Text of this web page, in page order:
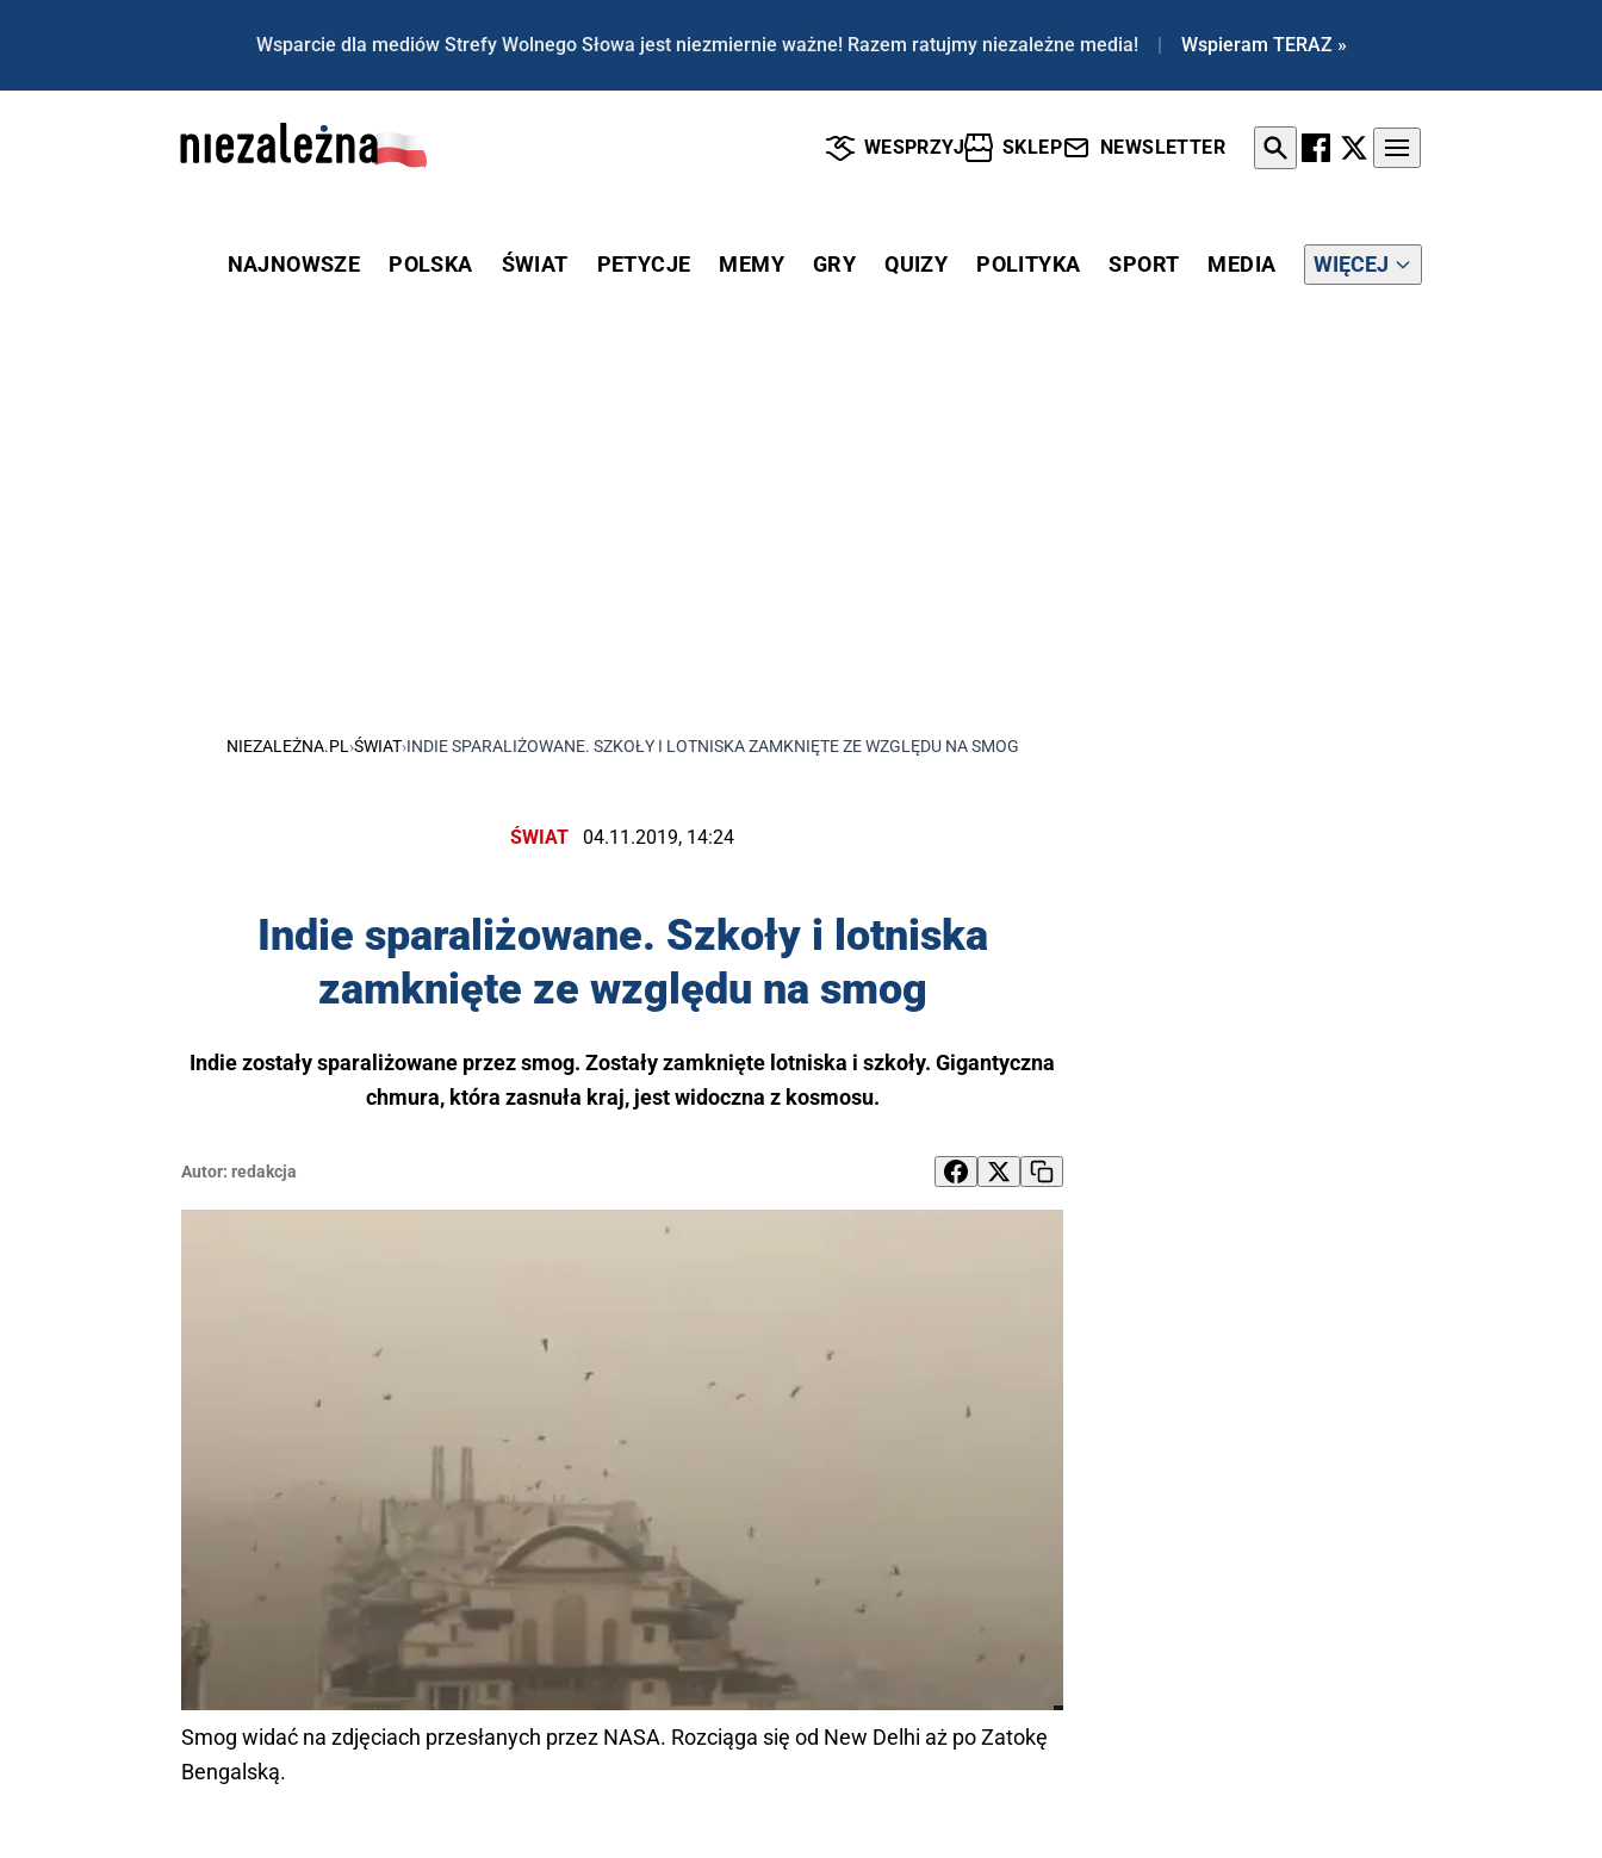
Wsparcie dla mediów Strefy Wolnego Słowa jest niezmiernie ważne! Razem ratujmy niezależne media! | Wspieram TERAZ »
WESPRZYJ SKLEP NEWSLETTER
NAJNOWSZE POLSKA ŚWIAT PETYCJE MEMY GRY QUIZY POLITYKA SPORT MEDIA WIĘCEJ
NIEZALEŻNA.PL ›ŚWIAT›INDIE SPARALIŻOWANE. SZKOŁY I LOTNISKA ZAMKNIĘTE ZE WZGLĘDU NA SMOG
ŚWIAT 04.11.2019, 14:24
Indie sparaliżowane. Szkoły i lotniska
zamknięte ze względu na smog
Indie zostały sparaliżowane przez smog. Zostały zamknięte lotniska i szkoły. Gigantyczna
chmura, która zasnuła kraj, jest widoczna z kosmosu.
Autor: redakcja
Smog widać na zdjęciach przesłanych przez NASA. Rozciąga się od New Delhi aż po Zatokę
Bengalską.